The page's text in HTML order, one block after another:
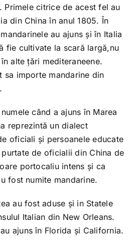
Primele citrice de acest fel au
din China în anul 1805. În
au ajuns și în Italia
fie cultivate la scară largă,nu
alte țări mediteraneene.
sa importe mandarine din
când a ajuns în Marea
reprezintă un dialect
oficiali și persoanele educate
de oficialii din China de
portocaliu intens și ca
fost numite mandarine.
au fost aduse și in Statele
Italian din New Orleans.
ajuns în Florida și California.